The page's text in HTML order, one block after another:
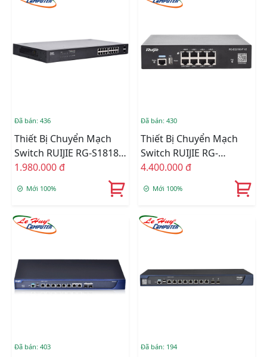
Đã bán: 436
Thiết Bị Chuyển Mạch
Switch RUIJIE RG-S1818G
16-Port 10/100/1000
1.980.000 đ
Mới 100%
Đã bán: 430
Thiết Bị Chuyển Mạch
Switch RUIJIE RG-
EG2100-P V2 8-Port
4.400.000 đ
Mới 100%
Đã bán: 403 Đã bán: 194